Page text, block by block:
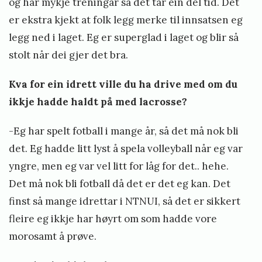
er ekstra kjekt at folk legg merke til innsatsen eg
legg ned i laget. Eg er superglad i laget og blir så
stolt når dei gjer det bra.
Kva for ein idrett ville du ha drive med om du
ikkje hadde haldt på med lacrosse?
-Eg har spelt fotball i mange år, så det må nok bli
det. Eg hadde litt lyst å spela volleyball når eg var
yngre, men eg var vel litt for låg for det.. hehe.
Det må nok bli fotball då det er det eg kan. Det
finst så mange idrettar i NTNUI, så det er sikkert
fleire eg ikkje har høyrt om som hadde vore
morosamt å prøve.